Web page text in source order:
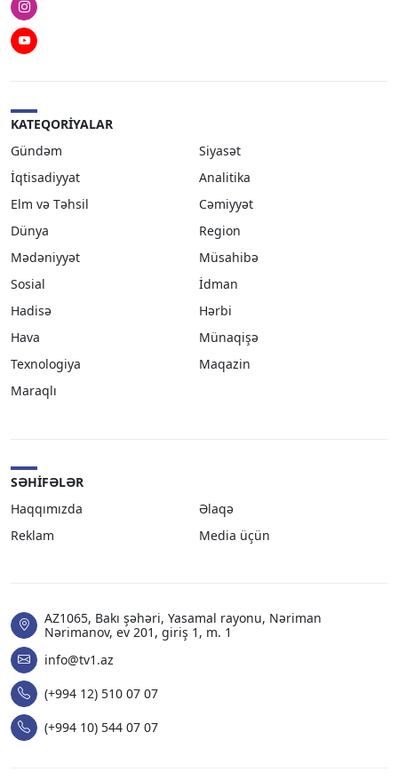
Instagram
Youtube
KATEQORIYALAR
Gündəm
Siyasət
İqtisadiyyat
Analitika
Elm və Təhsil
Cəmiyyət
Dünya
Region
Mədəniyyət
Müsahibə
Sosial
İdman
Hadisə
Hərbi
Hava
Münaqişə
Texnologiya
Maqazin
Maraqlı
SƏHIFƏLƏR
Haqqımızda
Əlaqə
Reklam
Media üçün
AZ1065, Bakı şəhəri, Yasamal rayonu, Nəriman
Nərimanov, ev 201, giriş 1, m. 1
info@tv1.az
(+994 12) 510 07 07
(+994 10) 544 07 07